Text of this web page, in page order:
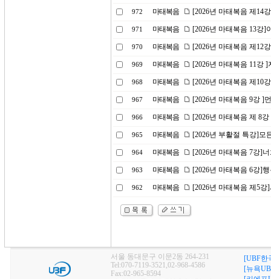
972 마태복음 [2026년 마태복음 제14
971 마태복음 [2026년 마태복음 13강]
970 마태복음 [2026년 마태복음 제12
969 마태복음 [2026년 마태복음 11강
968 마태복음 [2026년 마태복음 제10
967 마태복음 [2026년 마태복음 9강 ]
966 마태복음 [2026년 마태복음 제 8
965 마태복음 [2026년 부활절 특강]모
964 마태복음 [2026년 마태복음 7강]
963 마태복음 [2026년 마태복음 6강]
962 마태복음 [2026년 마태복음 제5
서울 동대문구 이문2동 264-231
Tel:070-7119-3521,02-968-4586
Fax:02-965-8594
[UBF한
[뉴욕